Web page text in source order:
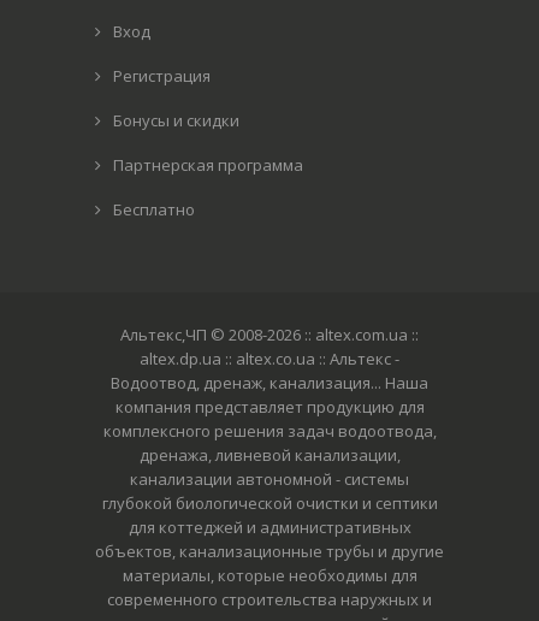
Вход
Регистрация
Бонусы и скидки
Партнерская программа
Бесплатно
Альтекс,ЧП © 2008-2026 :: altex.com.ua ::
altex.dp.ua :: altex.co.ua :: Альтекс -
Водоотвод, дренаж, канализация... Наша
компания представляет продукцию для
комплексного решения задач водоотвода,
дренажа, ливневой канализации,
канализации автономной - системы
глубокой биологической очистки и септики
для коттеджей и административных
объектов, канализационные трубы и другие
материалы, которые необходимы для
современного строительства наружных и